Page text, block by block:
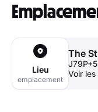
Lieu
emplacement
The
Voir